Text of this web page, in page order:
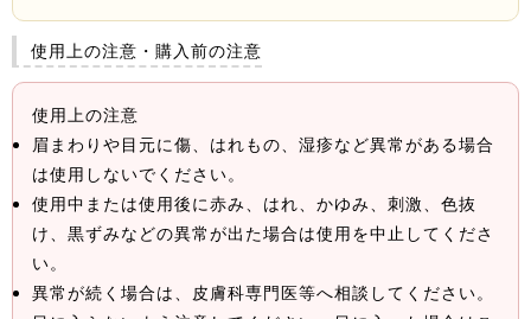
使用上の注意・購入前の注意
使用上の注意
眉まわりや目元に傷、はれもの、湿疹など異常がある場合
は使用しないでください。
使用中または使用後に赤み、はれ、かゆみ、刺激、色抜
け、黒ずみなどの異常が出た場合は使用を中止してくださ
い。
異常が続く場合は、皮膚科専門医等へ相談してください。